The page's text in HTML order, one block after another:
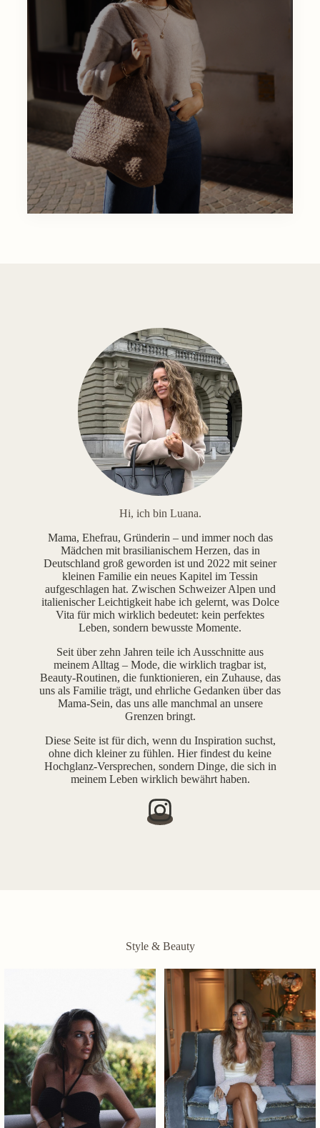
Hi, ich bin Luana.
Mama, Ehefrau, Gründerin – und immer noch das
Mädchen mit brasilianischem Herzen, das in
Deutschland groß geworden ist und 2022 mit seiner
kleinen Familie ein neues Kapitel im Tessin
aufgeschlagen hat. Zwischen Schweizer Alpen und
italienischer Leichtigkeit habe ich gelernt, was Dolce
Vita für mich wirklich bedeutet: kein perfektes
Leben, sondern bewusste Momente.
Seit über zehn Jahren teile ich Ausschnitte aus
meinem Alltag – Mode, die wirklich tragbar ist,
Beauty-Routinen, die funktionieren, ein Zuhause, das
uns als Familie trägt, und ehrliche Gedanken über das
Mama-Sein, das uns alle manchmal an unsere
Grenzen bringt.
Diese Seite ist für dich, wenn du Inspiration suchst,
ohne dich kleiner zu fühlen. Hier findest du keine
Hochglanz-Versprechen, sondern Dinge, die sich in
meinem Leben wirklich bewährt haben.
Style & Beauty